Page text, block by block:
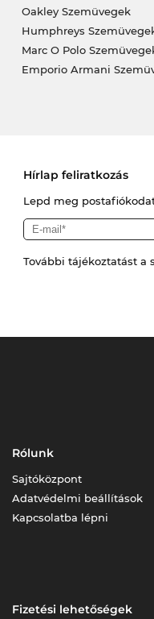
Oakley Szemüvegek
Humphreys
Marc O Polo
Emporio Armani
Hírlap feliratkozás
Lepd meg
További tájékoztatást a
Rólunk
Sajtóközpont
Adatvédelmi beállítások
Kapcsolatba lépni
Fizetési lehetőségek